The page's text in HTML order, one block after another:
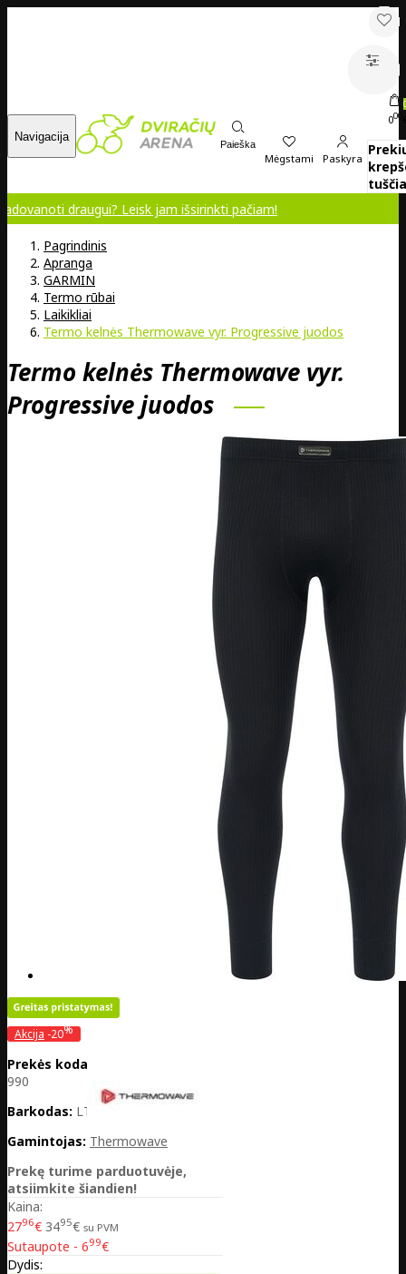
Navigacija
Paieška
Mėgstami Paskyra
000
Leisk jam išsirinkti pačiam!
Pagrindinis
Apranga
GARMIN
Termo rūbai
Laikikliai
Termo kelnės Thermowave vyr. Progressive juodos
Termo kelnės Thermowave vyr.
Progressive juodos
Akcija -20%
Prekės kodas:
990
Barkodas: LT26-12PROG711-990
Gamintojas: Thermowave
Prekę turime parduotuvėje,
atsiimkite šiandien!
Kaina:
2796€ 3495€ su PVM
Sutaupote - 699€
Dydis: